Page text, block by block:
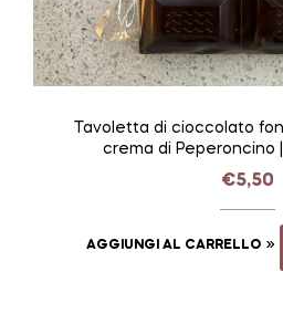
Tavoletta di cioccolato
crema di Peperoncino
€5,50
AGGIUNGI AL CARRELLO